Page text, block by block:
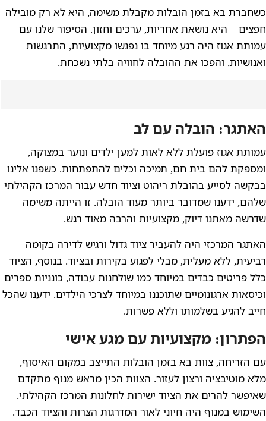
כשחברת בא בזמן הובלות מקבלת משימה, היא לא רק מובילה
חפצים – היא נושאת אחריות, ערכים וחזון. הסיפור שלנו עם
עמותת אגוז היה רגע מיוחד בו נפגשו מקצועיות, התרגשות
ואנושיות, והפכו את ההובלה לחוויה בלתי נשכחת.
האתגר: הובלה עם לב
עמותת אגוז פועלת ללא לאות למען ילדים ונוער במצוקה,
ומספקת להם בית חם, תמיכה וכלים להתפתחות. כשפנו אלינו
בבקשה לסייע בהובלת ריהוט וציוד חדש עבור המרכז הקהילתי
שלהם, ידענו שמדובר ביותר מעוד הובלה. זו הייתה משימה
שדרשה מאתנו דיוק, מקצועיות והרבה מאוד רגש.
האתגר המרכזי היה להעביר ציוד גדול ורגיש לדירה בקומה
רביעית, ללא מעלית, מבלי לפגוע בקירות ובציוד. בנוסף, הציוד
כלל פריטים כבדים במיוחד כמו שולחנות עבודה, כונניות ספרים
וכיסאות ארגונומיים שתוכננו במיוחד לצרכי הילדים. ידענו שהכל
חייב להגיע בשלמותו וללא פשרות.
הפתרון: מקצועיות עם מגע אישי
עם הזריחה, צוות בא בזמן הובלות התייצב במקום האיסוף,
מלא מוטיבציה ורצון לעזור. הצוות הכין מראש מנוף מתקדם
שאיפשר להרים את הציוד ישירות לחלונות המרכז הקהילתי.
השימוש במנוף היה חיוני לאור המדרגות הצרות והציוד הכבד.